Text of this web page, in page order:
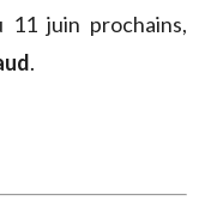
juin prochains,
.